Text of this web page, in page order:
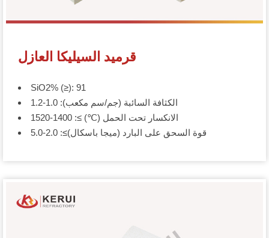
قرميد السيليكا العازل
SiO2% (≥): 91
الكثافة السائبة (جم/سم مكعب): 1.0-1.2
الانكسار تحت الحمل (℃) ≥: 1400-1520
قوة السحق على البارد (ميجا باسكال)≥: 2.0-5.0